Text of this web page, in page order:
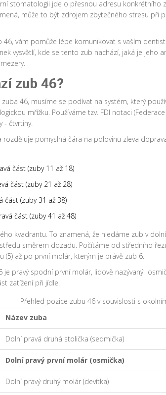
stomatologii jde o přesnou adresu konkrétního
může to být zdrojem zbytečného stresu při
46, vám pomůže lépe komunikovat s vaším
vysvětlí, kde se tento zub nachází, jaká je jeho
zub 46?
46, musíme se podívat na systém, který
mřížku. Používáme tzv. FDI notaci
- čtvrtiny.
rozděluje pomyslná čára na polovinu zleva
část (zuby 11 až 18)
část (zuby 21 až 28)
část (zuby 31 až 38)
část (zuby 41 až 48)
kvadrantu. To znamená, že hledáme zub v
směrem dozadu. Počítáme od středního
(5) až po první molár, kterým je právě zub 6.
je pravý spodní první molár, lidově nazývaný
zatížení při jídle.
Přehled pozice zubu 46 v souvislosti s
Název zuba
Dolní pravá druhá stolička (sedmička)
Dolní pravý první molár (osmička)
Dolní pravý druhý molár (devítka)